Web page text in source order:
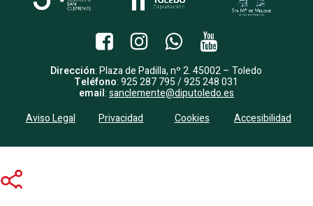
Dirección: Plaza de Padilla, nº 2. 45002 – Toledo
Teléfono: 925 287 795 / 925 248 031
email:sanclemente@diputoledo.es
Aviso Legal
Privacidad Cookies Accesibilidad